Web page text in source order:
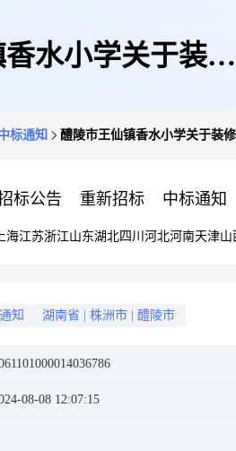
水小学关于装修
标通知 醴陵市王仙镇香水小学关于装
标公告 重新招标 中标通知
上海江苏浙江山东湖北四川 河北河南天津山
知 湖南省 株洲市 醴陵市
08-08 12:07:15